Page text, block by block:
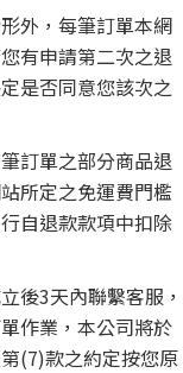
外，每筆訂單本網
有申請第二次之退
是否同意您該次之
訂單之部分商品退
所定之免運費門檻
自退款款項中扣除
後3天內聯繫客服，
作業，本公司將於
(7)款之約定按您原